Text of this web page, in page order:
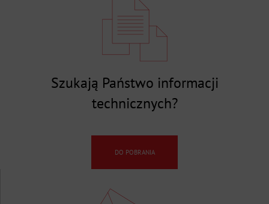
Szukają Państwo informacji
technicznych?
DO POBRANIA